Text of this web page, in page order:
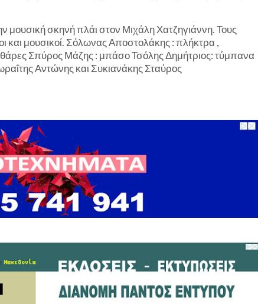
μουσική σκηνή πλάι στον Μιχάλη Χατζηγιάννη. Τους
και μουσικοί. Σόλωνας Αποστολάκης : πλήκτρα ,
Σπύρος Μάζης : μπάσο Τσόλης Δημήτριος: τύμπανα
Αντώνης και Συκιανάκης Σταύρος